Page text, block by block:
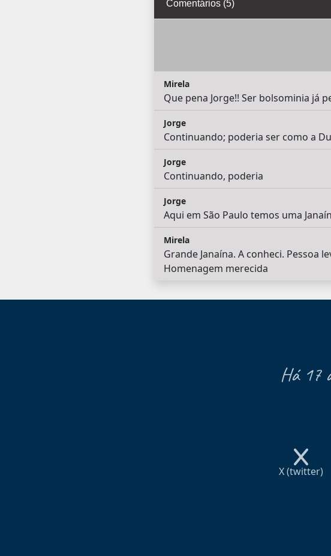
Comentários (5)
Mirela
Que pena Jorge!! Ser bolsominia já
Jorge
Continuando; poderia ser como a
Jorge
Continuando, poderia
Jorge
Aqui em São Paulo temos uma
Mirela
Grande Janaína. A conheci. Pessoa
Homenagem merecida
Há 17
X (twitter)